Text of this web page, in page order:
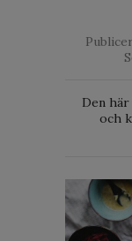
Den
och